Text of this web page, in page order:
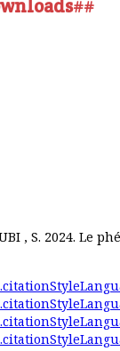
, S. 2024. Le